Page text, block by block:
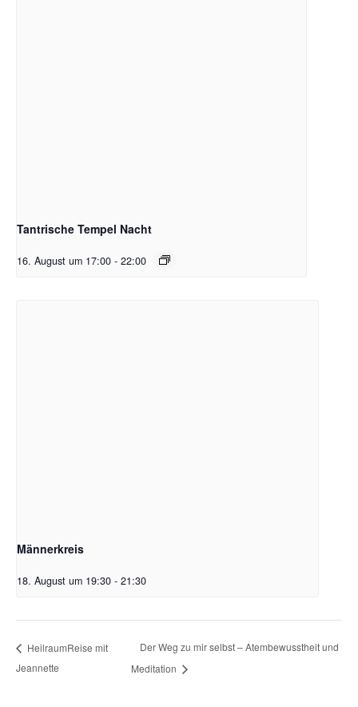
Tantrische Tempel Nacht
16. August um 17:00 - 22:00
Männerkreis
18. August um 19:30 - 21:30
HeilraumReise mit
Jeannette
Der Weg zu mir selbst – Atembewusstheit und
Meditation